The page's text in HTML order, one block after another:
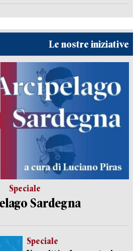
Le nostre iniziative
Speciale
Sardegna
Speciale